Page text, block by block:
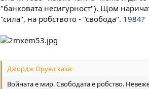
"банковата несигурност"). Щом
"сила", на робството - "свобода". 1984?
Джордж Оруел каза:
Войната е мир. Свободата е робство.